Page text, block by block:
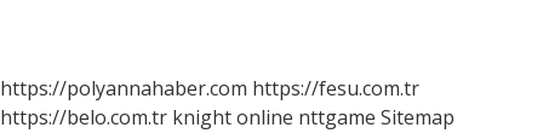
https://polyannahaber.com https://fesu.com.tr
https://belo.com.tr knight online nttgame Sitemap